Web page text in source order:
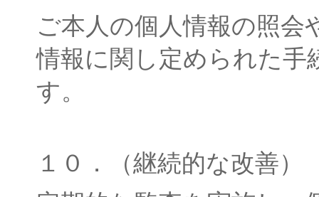
ご本人の個人情報の照会
情報に関し定められた手
す。
１０．（継続的な改善）